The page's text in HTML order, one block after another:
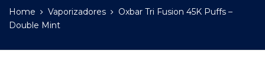
Home Vaporizadores
Oxbar Tri Fusion 45K Puffs –
Double Mint